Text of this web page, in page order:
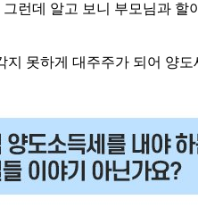
그런데 알고 보니 부모님과 할
못하게 대주주가 되어 양